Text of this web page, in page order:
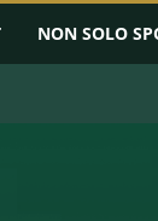
NON SOLO